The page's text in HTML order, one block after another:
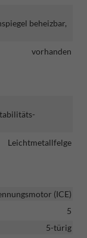
beheizbar,
vorhanden
Leichtmetallfelge
(ICE)
5
5-türig